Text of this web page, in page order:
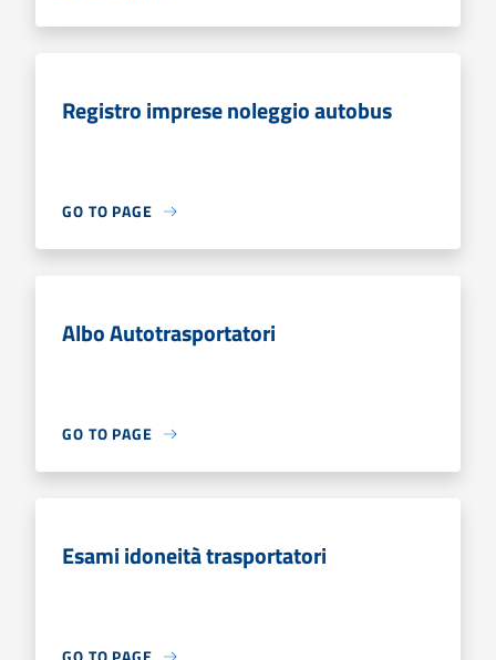
Registro imprese noleggio autobus
GO TO PAGE
Albo Autotrasportatori
GO TO PAGE
Esami idoneità trasportatori